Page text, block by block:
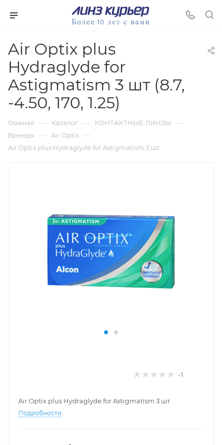
Air Optix plus
Hydraglyde for
Astigmatism 3 шт (8.7,
-4.50, 170, 1.25)
Главная — Каталог — КОНТАКТНЫЕ ЛИНЗЫ —
Бренды — Air Optix —
Air Optix plus Hydraglyde for Astigmatism 3 шт
-1
Air Optix plus Hydraglyde for Astigmatism 3 шт
Подробности